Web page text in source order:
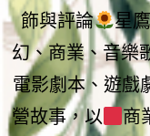
飾與評論
星
幻、商業、音樂
電影劇本、遊戲
營故事，以
商